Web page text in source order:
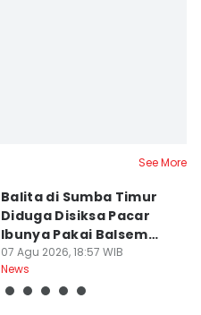
See More
Balita di Sumba Timur
Diduga Disiksa Pacar
Ibunya Pakai Balsem
dan Cabai
07 Agu 2026, 18:57 WIB
News